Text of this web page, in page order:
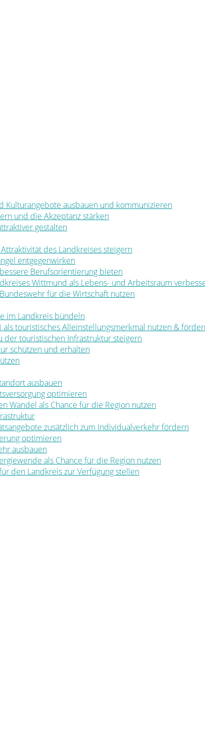
Kulturangebote ausbauen und kommunizieren
und die Akzeptanz stärken
gestalten
des Landkreises steigern
entgegenwirken
Berufsorientierung bieten
Wittmund als Lebens- und Arbeitsraum
für die Wirtschaft nutzen
im Landkreis bündeln
touristisches Alleinstellungsmerkmal nutzen &
der touristischen Infrastruktur steigern
schützen und erhalten
ausbauen
optimieren
Wandel als Chance für die Region nutzen
zusätzlich zum Individualverkehr fördern
optimieren
ausbauen
als Chance für die Region nutzen
den Landkreis zur Verfügung stellen